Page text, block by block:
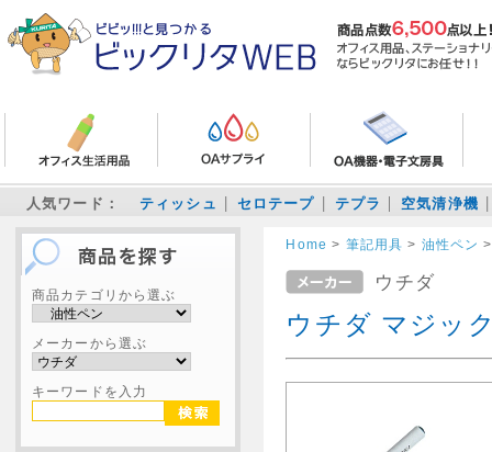
人気ワード： ティッシュ セロテープ テプラ 空気清浄機
商品カテゴリから選ぶ
メーカーから選ぶ
キーワードを入力
Home > 筆記用具 > 油性ペン
ウチダ
ウチダ マジッ